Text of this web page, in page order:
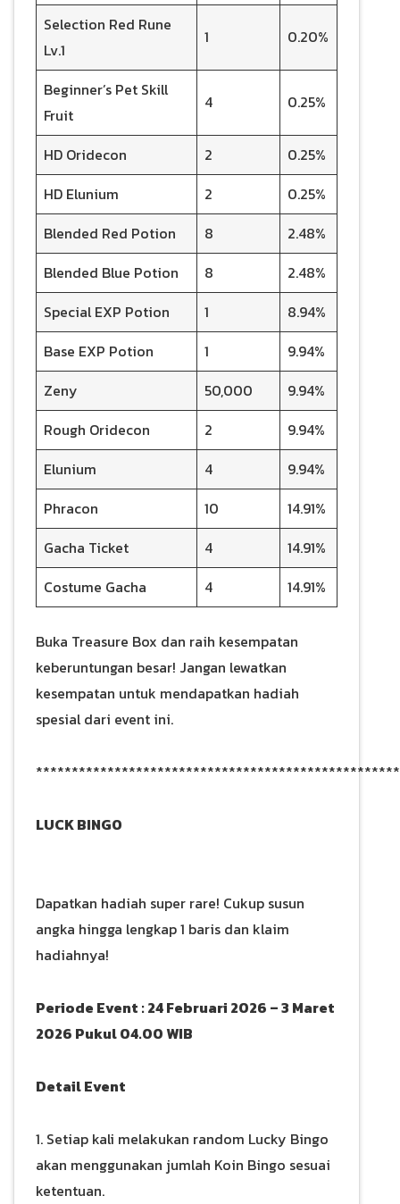
Selection Red Rune
Lv.1
1 0.20%
Beginner’s Pet Skill
Fruit
4 0.25%
HD Oridecon 2
0.25%
HD Elunium
2
0.25%
Blended Red Potion
8
2.48%
Blended Blue Potion
8
2.48%
Special EXP Potion
1
8.94%
Base EXP Potion
1
9.94%
Zeny
50,000
9.94%
Rough Oridecon
2
9.94%
Elunium
4
9.94%
Phracon
10
14.91%
Gacha Ticket
4
14.91%
Costume Gacha
4 14.91%
Buka Treasure Box dan raih kesempatan
keberuntungan besar! Jangan lewatkan
kesempatan untuk mendapatkan hadiah
spesial dari event ini.
LUCK BINGO
Dapatkan hadiah super rare! Cukup susun
angka hingga lengkap 1 baris dan klaim
hadiahnya!
Periode Event : 24 Februari 2026 – 3 Maret
2026 Pukul 04.00 WIB
Detail Event
1. Setiap kali melakukan random Lucky Bingo
akan menggunakan jumlah Koin Bingo sesuai
ketentuan.